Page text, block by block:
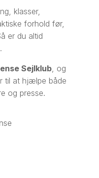
klasser,
forhold før,
er du altid
Sejlklub, og
til at hjælpe både
og presse.